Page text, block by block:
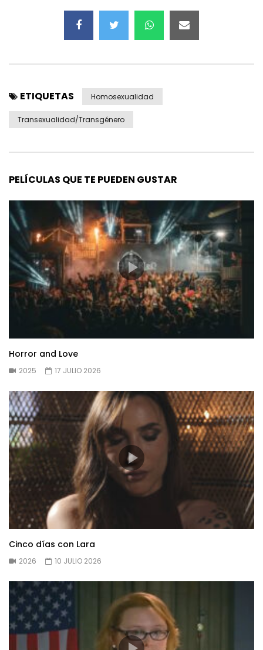
ETIQUETAS Homosexualidad
Transexualidad/transgénero
PELÍCULAS QUE TE PUEDEN GUSTAR
Horror and Love
2025 17 JULIO 2026
Cinco días con Lara
2026 10 JULIO 2026